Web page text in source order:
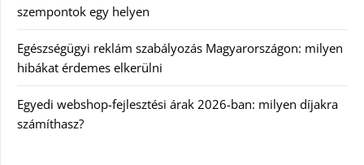
szempontok egy helyen
Egészségügyi reklám szabályozás Magyarországon: milyen
hibákat érdemes elkerülni
Egyedi webshop-fejlesztési árak 2026-ban: milyen díjakra
számíthasz?